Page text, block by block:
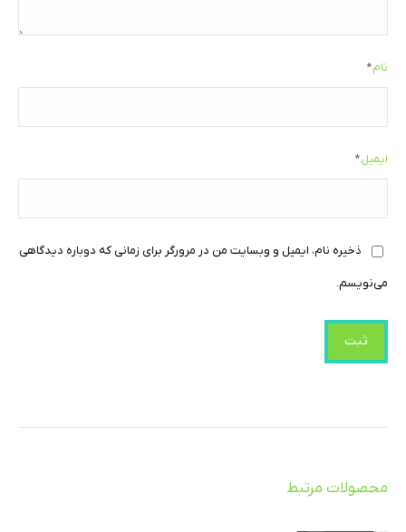
نام*
ایمیل*
ذخیره نام، ایمیل و وبسایت من در مرورگر برای زمانی که دوباره دیدگاهی
می‌نویسم.
محصولات مرتبط